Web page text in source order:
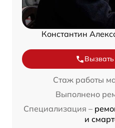
Константин
Стаж работы
Выполнено
Специализация –
и